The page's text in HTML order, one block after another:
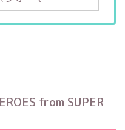
from SUPER